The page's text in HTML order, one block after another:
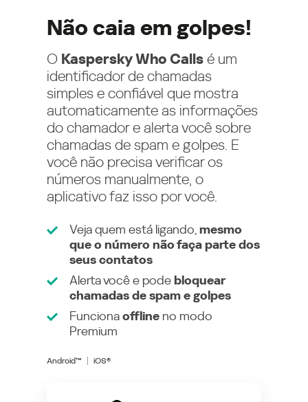
Não caia em golpes!
O Kaspersky Who Calls é um
identificador de chamadas
simples e confiável que mostra
automaticamente as informações
do chamador e alerta você sobre
chamadas de spam e golpes. E
você não precisa verificar os
números manualmente, o
aplicativo faz isso por você.
Veja quem está ligando, mesmo
que o número não faça parte dos
seus contatos
Alerta você e podebloquear
chamadas de spam e golpes
Funcionaoffline no modo
Premium
Android™ iOS®